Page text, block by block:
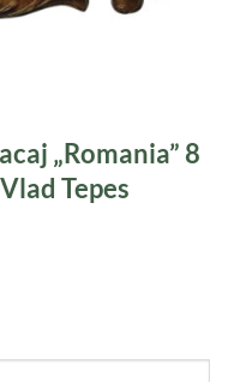
„Romania” 8
Tepes